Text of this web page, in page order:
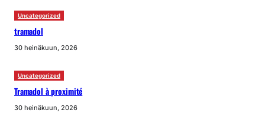
Uncategorized
tramadol
30 heinäkuun, 2026
Uncategorized
Tramadol à proximité
30 heinäkuun, 2026